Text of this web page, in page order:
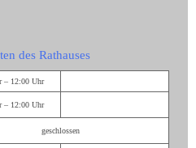
des Rathauses
– 12:00 Uhr
– 12:00 Uhr
geschlossen